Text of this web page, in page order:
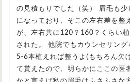
の見積もりでした（笑） 眉毛も
になっており、そこの左右差を整
が、左右共に120？160？くらい
された。 他院でもカウンセリン
5-6本植えれば整うよ(もちろん欠
て貰えたので、明らかにここの医